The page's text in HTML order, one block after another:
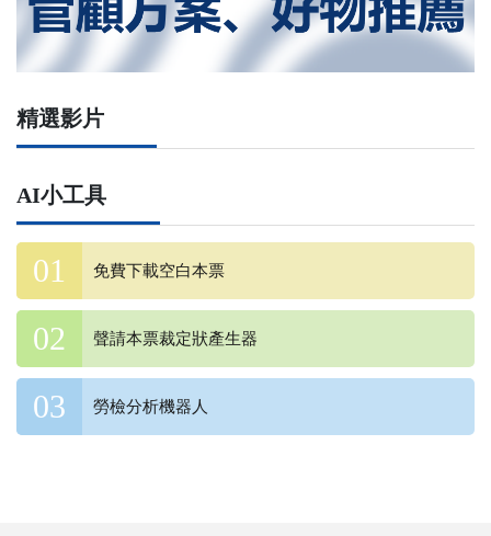
精選影片
AI小工具
免費下載空白本票
聲請本票裁定狀產生器
勞檢分析機器人